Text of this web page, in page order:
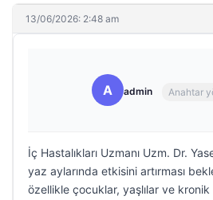
13/06/2026: 2:48 am
A admin Anahtar
İç Hastalıkları Uzmanı Uzm. Dr.
yaz aylarında etkisini artırması
özellikle çocuklar, yaşlılar ve kronik